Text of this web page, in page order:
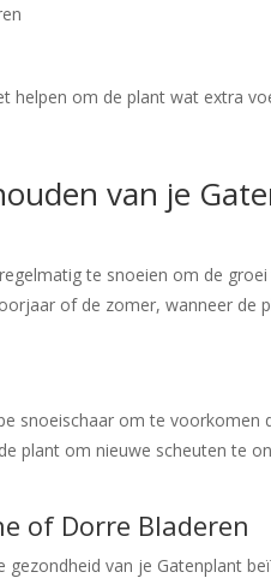
helpen om de plant wat extra
van je
te snoeien om de
of de zomer, wanneer de
snoeischaar om te
plant om nieuwe scheuten te
of Dorre Bladeren
van je Gatenplant